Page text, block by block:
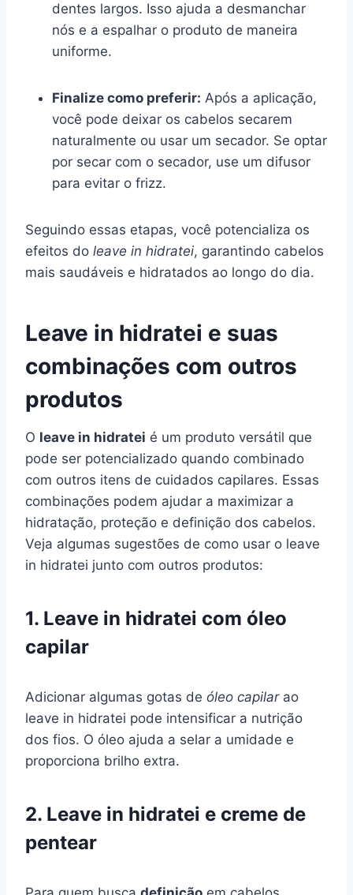
dentes largos. Isso ajuda a desmanchar
nós e a espalhar o produto de maneira
uniforme.
Finalize como preferir: Após a aplicação,
você pode deixar os cabelos secarem
naturalmente ou usar um secador. Se optar
por secar com o secador, use um difusor
para evitar o frizz.
Seguindo essas etapas, você potencializa os
efeitos do leave in hidratei, garantindo cabelos
mais saudáveis e hidratados ao longo do dia.
Leave in hidratei e suas
combinações com outros
produtos
O leave in hidratei é um produto versátil que
pode ser potencializado quando combinado
com outros itens de cuidados capilares. Essas
combinações podem ajudar a maximizar a
hidratação, proteção e definição dos cabelos.
Veja algumas sugestões de como usar o leave
in hidratei junto com outros produtos:
1. Leave in hidratei com óleo
capilar
Adicionar algumas gotas de óleo capilarao
leave in hidratei pode intensificar a nutrição
dos fios. O óleo ajuda a selar a umidade e
proporciona brilho extra.
2. Leave in hidratei e creme de
pentear